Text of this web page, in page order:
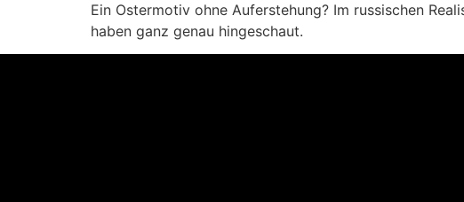
Ein Ostermotiv ohne Auferstehung? Im russischen
haben ganz genau hingeschaut.